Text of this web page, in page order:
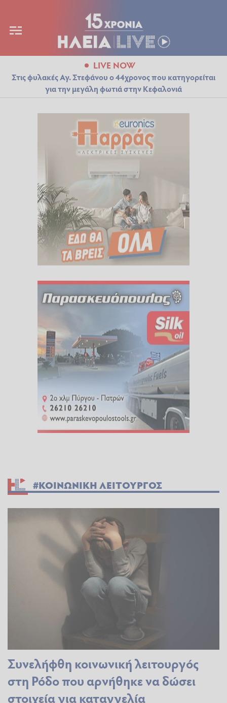
LIVE NOW
Στις φυλακές Αγ. Στεφάνου ο 44χρονος που κατηγορείται
για την μεγάλη φωτιά στην Κεφαλονιά
#ΚΟΙΝΩΝΙΚΗ ΛΕΙΤΟΥΡΓΟΣ
Συνελήφθη κοινωνική λειτουργός
στη Ρόδο που αρνήθηκε να δώσει
στοιχεία για καταγγελία